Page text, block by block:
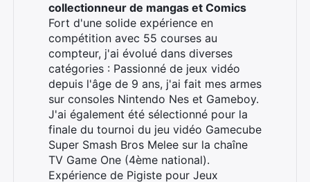
collectionneur de mangas et Comics
Fort d'une solide expérience en
compétition avec 55 courses au
compteur, j'ai évolué dans diverses
catégories : Passionné de jeux vidéo
depuis l'âge de 9 ans, j'ai fait mes armes
sur consoles Nintendo Nes et Gameboy.
J'ai également été sélectionné pour la
finale du tournoi du jeu vidéo Gamecube
Super Smash Bros Melee sur la chaîne
TV Game One (4ème national).
Expérience de Pigiste pour Jeux